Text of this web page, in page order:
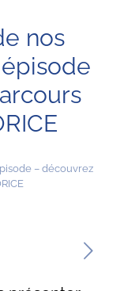
nos
– découvrez